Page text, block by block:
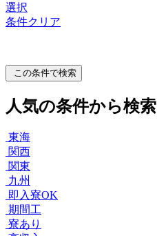
選択
条件クリア
この条件で検索
人気の条件から検索
東海
関西
関東
九州
即入寮OK
期間工
寮あり